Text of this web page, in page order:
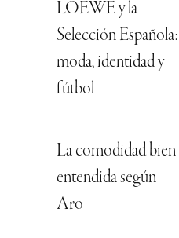
LOEWE y la
Selección Española:
moda, identidad y
fútbol
La comodidad bien
entendida según
Aro